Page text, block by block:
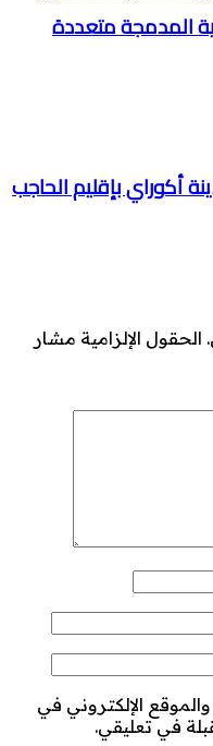
المدمجة متعددة
أكوراي بإقليم الحاجب
الحقول الإلزامية مشار
الإلكتروني في
في تعليقي.